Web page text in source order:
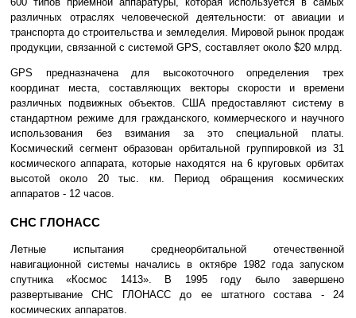
различных отраслях человеческой деятельности: от авиации и
транспорта до строительства и земледелия. Мировой рынок продаж
продукции, связанной с системой GPS, составляет около $20 млрд.
GPS предназначена для высокоточного определения трех
координат места, составляющих векторы скорости и времени
различных подвижных объектов. США предоставляют систему в
стандартном режиме для гражданского, коммерческого и научного
использования без взимания за это специальной платы.
Космический сегмент образован орбитальной группировкой из 31
космического аппарата, которые находятся на 6 круговых орбитах
высотой около 20 тыс. км. Период обращения космических
аппаратов - 12 часов.
СНС ГЛОНАСС
Летные испытания среднеорбитальной отечественной
навигационной системы начались в октябре 1982 года запуском
спутника «Космос 1413». В 1995 году было завершено
развертывание СНС ГЛОНАСС до ее штатного состава - 24
космических аппаратов.